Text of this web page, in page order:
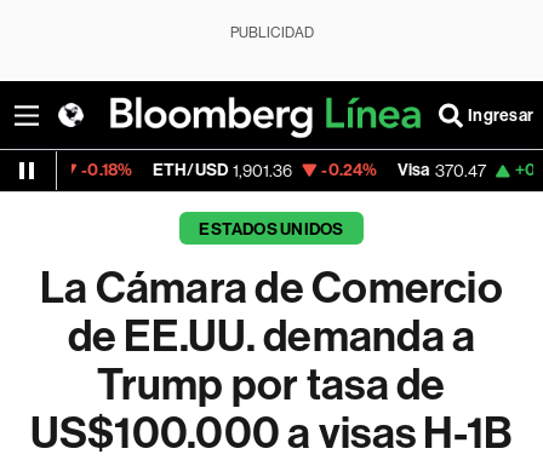
PUBLICIDAD
Ingresar
ETH/USD 1,901.36 -0.24% Visa 370.47 +0.52%
ESTADOS UNIDOS
La Cámara de Comercio
de EE.UU. demanda a
Trump por tasa de
US$100.000 a visas H-1B